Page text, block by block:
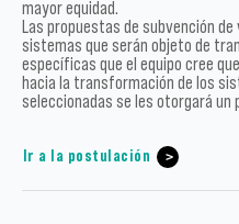
mayor equidad.
Las propuestas de subvención
sistemas que serán objeto de
específicas que el equipo cree
hacia la transformación de los
seleccionadas se les otorgará un
Ir a la postulación